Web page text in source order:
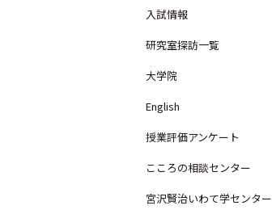
入試情報
研究室探訪一覧
大学院
English
授業評価アンケート
こころの相談センター
宮沢賢治いわて学センター